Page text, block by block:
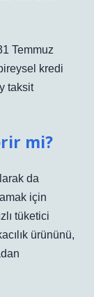
Temmuz
kredi
taksit
mi?
da
için
tüketici
ürününü,